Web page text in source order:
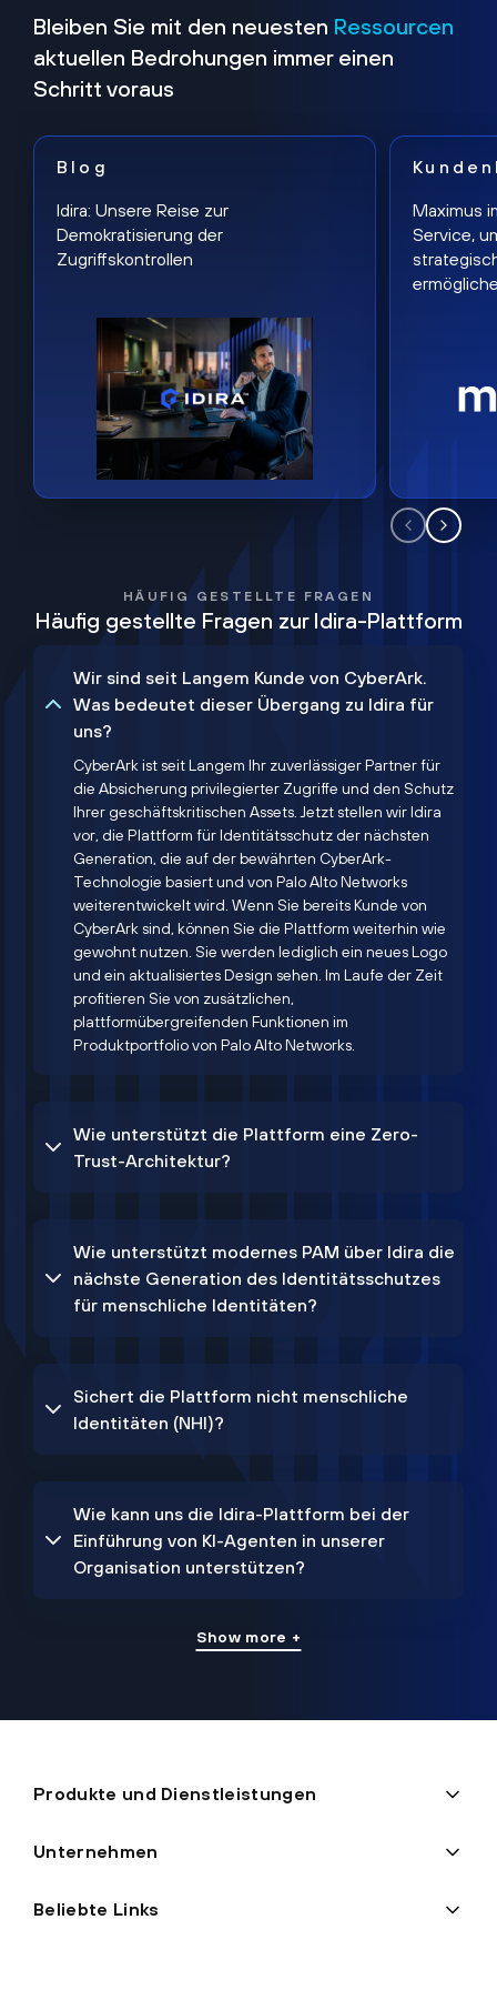
Bleiben Sie mit den neuesten Ressourcen
aktuellen Bedrohungen immer einen
Schritt voraus
Blog
Idira: Unsere Reise zur
Demokratisierung der
Zugriffskontrollen
Maximus
Service,
HÄUFIG GESTELLTE FRAGEN
Häufig gestellte Fragen zur Idira-Plattform
Wir sind seit Langem Kunde von CyberArk.
Was bedeutet dieser Übergang zu Idira für
uns?
CyberArk ist seit Langem Ihr zuverlässiger Partner für
die Absicherung privilegierter Zugriffe und den Schutz
Ihrer geschäftskritischen Assets. Jetzt stellen wir Idira
vor, die Plattform für Identitätsschutz der nächsten
Generation, die auf der bewährten CyberArk-
Technologie basiert und von Palo Alto Networks
weiterentwickelt wird. Wenn Sie bereits Kunde von
CyberArk sind, können Sie die Plattform weiterhin wie
gewohnt nutzen. Sie werden lediglich ein neues Logo
und ein aktualisiertes Design sehen. Im Laufe der Zeit
profitieren Sie von zusätzlichen,
plattformübergreifenden Funktionen im
Produktportfolio von Palo Alto Networks.
Wie unterstützt die Plattform eine Zero-
Trust-Architektur?
Wie unterstützt modernes PAM über Idira die
nächste Generation des Identitätsschutzes
für menschliche Identitäten?
Sichert die Plattform nicht menschliche
Identitäten (NHI)?
Wie kann uns die Idira-Plattform bei der
Einführung von KI-Agenten in unserer
Organisation unterstützen?
Show more +
Produkte und Dienstleistungen
Unternehmen
Beliebte Links